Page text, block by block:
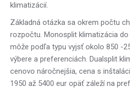
klimatizácií.
Základná otázka sa okrem počtu
rozpočtu. Monosplit klimatizácia
môže podľa typu vyjsť okolo 850 -
výbere a preferenciách. Dualsplit
cenovo náročnejšia, cena s
1950 až 5400 eur opäť záleží na